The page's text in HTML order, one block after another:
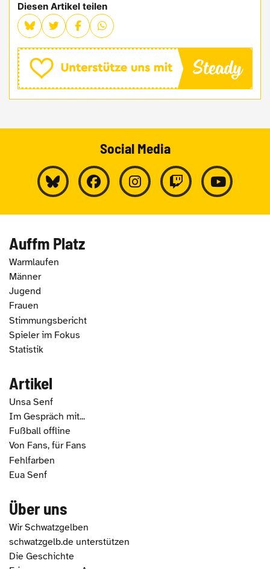
Diesen Artikel teilen
Social Media
Auffm Platz
Warmlaufen
Männer
Jugend
Frauen
Stimmungsbericht
Spieler im Fokus
Statistik
Artikel
Unsa Senf
Im Gespräch mit...
Fußball offline
Von Fans, für Fans
Fehlfarben
Eua Senf
Über uns
Wir Schwatzgelben
schwatzgelb.de unterstützen
Die Geschichte